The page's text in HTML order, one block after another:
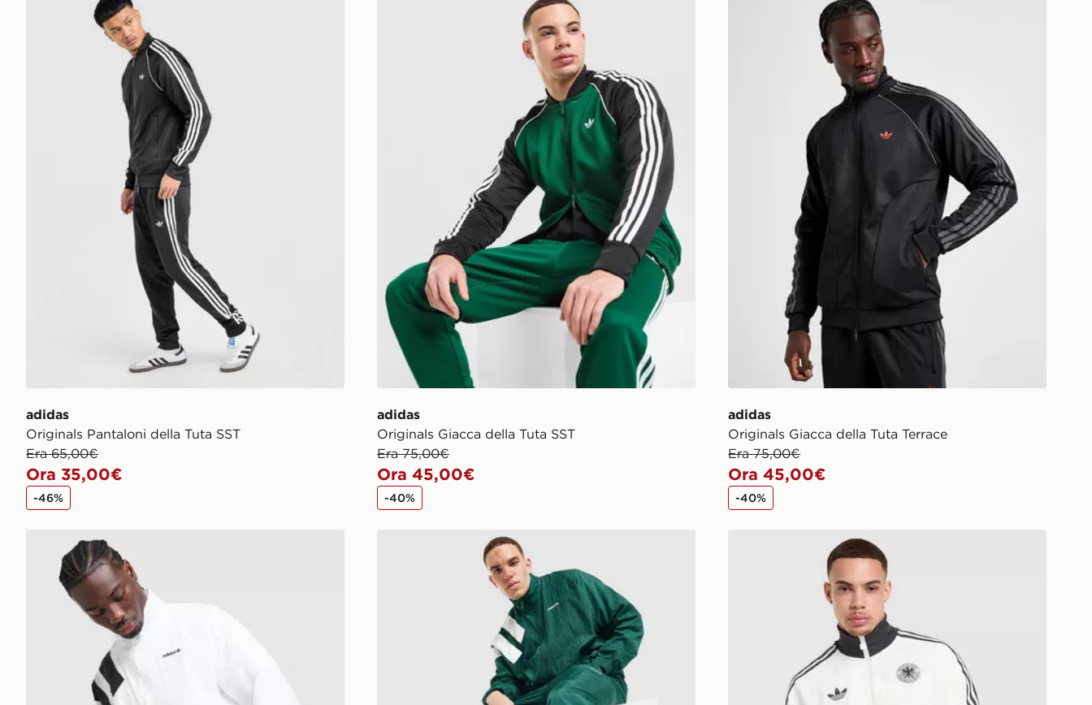
adidas
Originals Pantaloni della Tuta SST
Era 65,00€
Ora 35,00€
-46%
adidas
Originals Giacca della Tuta SST
Era 75,00€
Ora 45,00€
-40%
adidas
Originals Giacca della Tuta Terrace
Era 75,00€
Ora 45,00€
-40%
adidas Originals Giacca della Tuta EQT adidas Originals Giacca della Tuta EQT adidas Originals Giacca della Tuta OG Germania